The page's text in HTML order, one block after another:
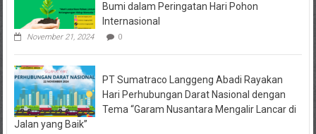
Bumi dalam Peringatan Hari Pohon
Internasional
November 21, 2024 0
PT Sumatraco Langgeng Abadi Rayakan
Hari Perhubungan Darat Nasional dengan
Tema “Garam Nusantara Mengalir Lancar di
Jalan yang Baik”